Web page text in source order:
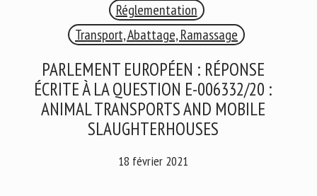
Réglementation
Transport, Abattage, Ramassage
PARLEMENT EUROPÉEN : RÉPONSE
ÉCRITE À LA QUESTION E-006332/20 :
ANIMAL TRANSPORTS AND MOBILE
SLAUGHTERHOUSES
18 février 2021
RECEVEZ CHAQUE MOIS GRATUITEMENT
LES DERNIÈRES ACTUALITÉS SUR LE BIEN-ÊTRE
ANIMAL
Select language